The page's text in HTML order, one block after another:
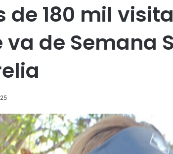
de 180 mil
va de Semana